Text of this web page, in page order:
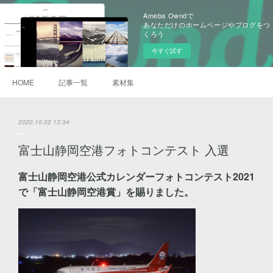
Ameba Owndで
あなただけのホームページやブログをつ
くろう
今すぐ試す
HOME 記事一覧 素材集
2020.10.02 13:34
富士山静岡空港フォトコンテスト 入選
富士山静岡空港公式カレンダーフォトコンテスト2021
で「富士山静岡空港賞」を賜りました。